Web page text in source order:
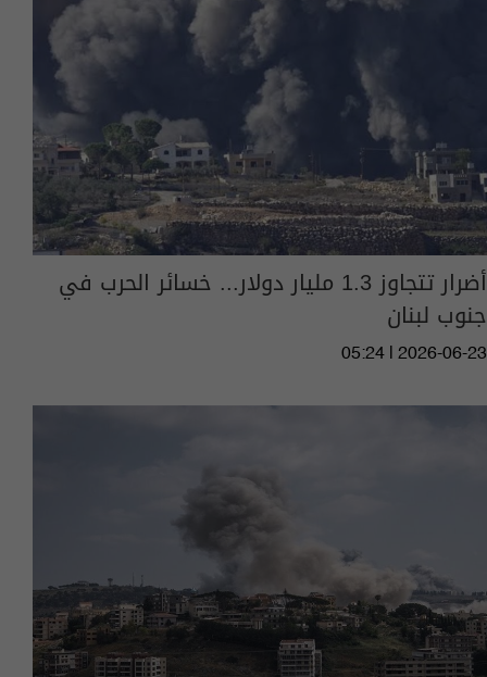
أضرار تتجاوز 1.3 مليار دولار... خسائر الحرب في
جنوب لبنان
05:24 | 2026-06-23